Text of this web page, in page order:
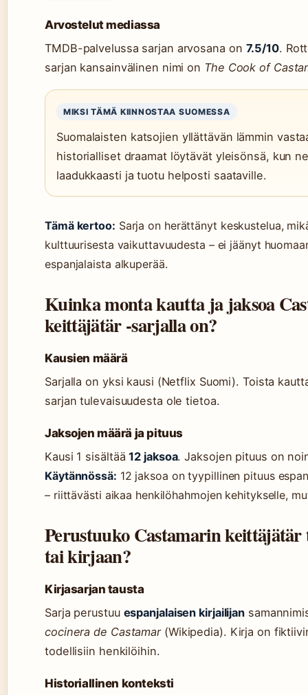
Arvostelut mediassa
TMDB-palvelussa sarjan arvosana on 7.5/10.
sarjan kansainvälinen nimi on The Cook of
MIKSI TÄMÄ KIINNOSTAA SUOMESSA
Suomalaisten katsojien yllättävän lämmin
historialliset draamat löytävät yleisönsä, kun
laadukkaasti ja tuotu helposti saataville.
Tämä kertoo: Sarja on herättänyt keskustelua,
kulttuurisesta vaikuttavuudesta – ei jäänyt
espanjalaista alkuperää.
Kuinka monta kautta ja jaksoa
keittäjätär -sarjalla on?
Kausien määrä
Sarjalla on yksi kausi (Netflix Suomi). Toista
sarjan tulevaisuudesta ole tietoa.
Jaksojen määrä ja pituus
Kausi 1 sisältää12 jaksoa. Jaksojen pituus on
Käytännössä: 12 jaksoa on tyypillinen pituus
– riittävästi aikaa henkilöhahmojen kehitykselle,
Perustuuko Castamarin
tai kirjaan?
Kirjasarjan tausta
Sarja perustuu espanjalaisen kirjailijan
cocinera de Castamar(Wikipedia). Kirja on
todellisiin henkilöihin.
Historiallinen konteksti